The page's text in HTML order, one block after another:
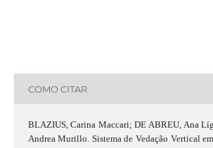
COMO CITAR
BLAZIUS, Carina Maccari; DE ABREU, Ana
Andrea Murillo. Sistema de Vedação Vertical